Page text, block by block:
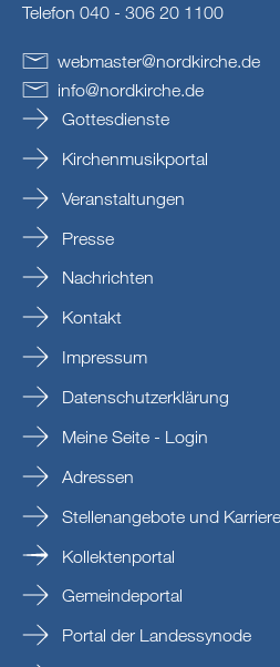
Telefon 040 - 306 20 1100
webmaster@nordkirche.de
info@nordkirche.de
Gottesdienste
Kirchenmusikportal
Veranstaltungen
Presse
Nachrichten
Kontakt
Impressum
Datenschutzerklärung
Meine Seite - Login
Adressen
Stellenangebote und Karriere
Kollektenportal
Gemeindeportal
Portal der Landessynode